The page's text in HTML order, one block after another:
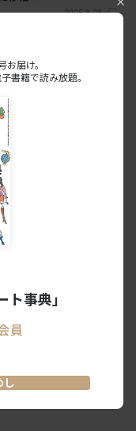
2025.8.28
名家旧蔵、静嘉堂茶
嘉堂文庫美術館）開幕
湯の歴史を伝える名品
、書画など古今の芸術
間。「東京 アート ア
ゴールデンウィーク初
しい骨董市」が開催。
い骨董」。大人の自由
とは？
届け。
書籍で読み放題。
事典」
員
し